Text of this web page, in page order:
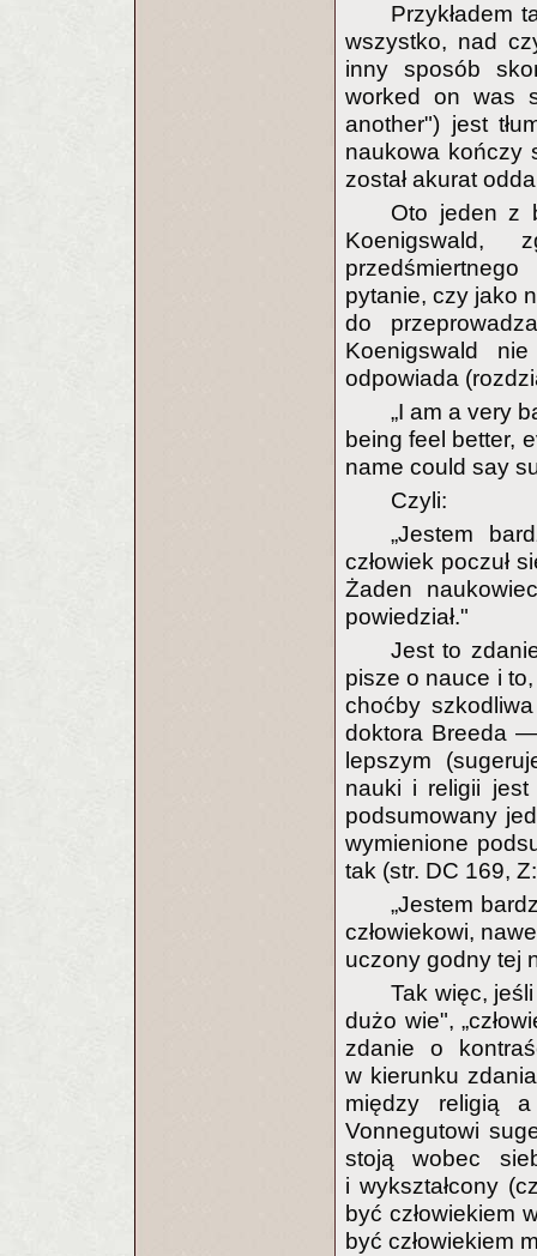
Przykładem
wszystko, nad
inny sposób
worked on was
another") jest
naukowa kończy
został akurat
Oto jeden z
Koenigswald,
pytanie, czy jako
do
Koenigswald
odpowiada
„I am a very
being feel better,
name could say
Czyli:
„Jestem
człowiek poczuł
Żaden
powiedział."
Jest to
pisze o nauce i
choćby
doktora Breeda
lepszym
nauki i religii
podsumowany
wymienione
tak (str. DC 169,
„Jestem
człowiekowi,
uczony godny tej
Tak więc,
dużo wie",
zdanie o
w kierunku
między religią
Vonnegutowi
stoją wobec
i wykształcony
być człowiekiem
być człowiekiem